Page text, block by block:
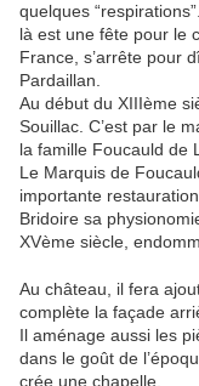
quelques
là est une fête pour le
France, s’arrête pour
Pardaillan.
Au début du XIIIème
Souillac. C’est par le
la famille Foucauld de
Le Marquis de
importante
Bridoire sa
XVème siècle,
Au château, il fera
complète la façade
Il aménage aussi les
dans le goût de
crée une chapelle.